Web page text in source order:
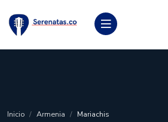
Inicio Armenia Mariachis